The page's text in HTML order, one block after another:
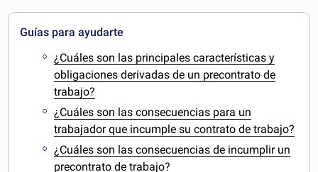
Guías para ayudarte
¿Cuáles son las principales características y
obligaciones derivadas de un precontrato de
trabajo?
¿Cuáles son las consecuencias para un
trabajador que incumple su contrato de trabajo?
¿Cuáles son las consecuencias de incumplir un
precontrato de trabajo?